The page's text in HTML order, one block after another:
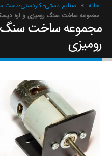
خانه » صنایع دستی- کاردستی-دست
مجموعه ساخت سنگ رومیزی و اره
مجموعه ساخت سنگ
رومیزی